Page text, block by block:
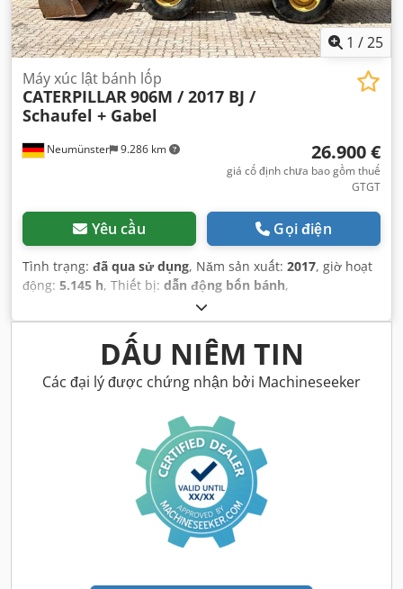
1 /25
Neumünster 9.286 km
Máy xúc lật bánh lốp
CATERPILLAR906M / 2017 BJ /
Schaufel + Gabel
26.900 €
giá cố định chưa bao gồm thuế
GTGT
Yêu cầu Gọi điện
Tình trạng: đã qua sử dụng, Năm sản xuất: 2017, giờ hoạt
động: 5.145 h, Thiết bị: dẫn động bốn bánh,
DẤU NIÊM TIN
Các đại lý được chứng nhận bởi Machineseeker